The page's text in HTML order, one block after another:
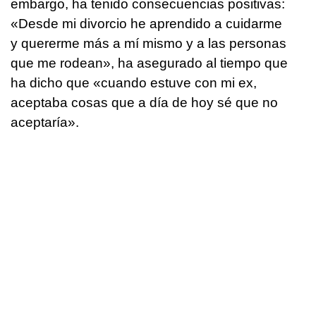
embargo, ha tenido consecuencias positivas:
«Desde mi divorcio he aprendido a cuidarme
y quererme más a mí mismo y a las personas
que me rodean», ha asegurado al tiempo que
ha dicho que «cuando estuve con mi ex,
aceptaba cosas que a día de hoy sé que no
aceptaría».